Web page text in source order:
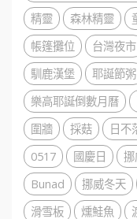
精靈
森林精靈
帳篷攤位
台灣夜市
馴鹿漢堡
耶誕節粥
樂高耶誕倒數月曆
圍牆
採菇 日不
0517
國慶日
Bunad
挪威冬天
滑雪板
燻鮭魚